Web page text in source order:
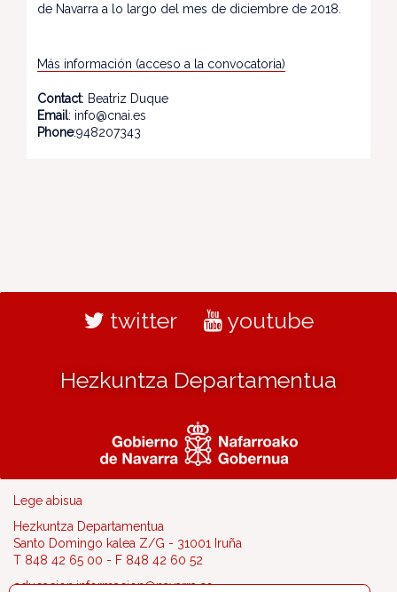
de Navarra a lo largo del mes de diciembre de 2018.
Más información (acceso a la convocatoria)
Contact: Beatriz Duque
Email: info@cnai.es
Phone:948207343
twitter youtube
Hezkuntza Departamentua
Lege abisua
Hezkuntza Departamentua
Santo Domingo kalea Z/G - 31001 Iruña
T 848 42 65 00 - F 848 42 60 52
educacion.informacion@navarra.es